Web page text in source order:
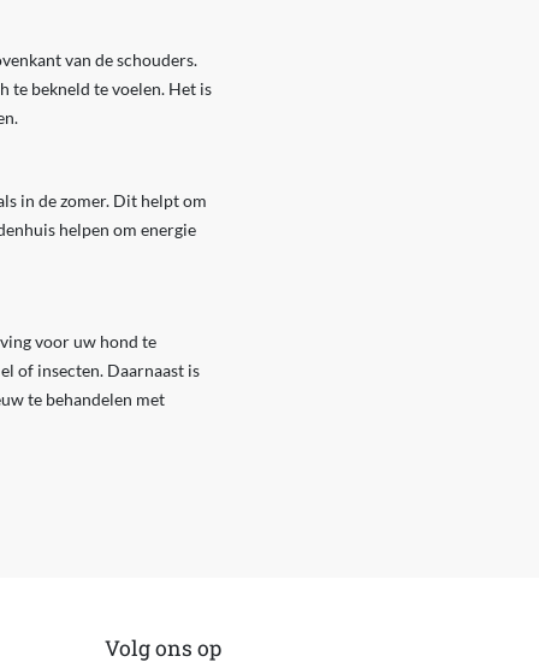
van de schouders.
te bekneld te voelen. Het is
in de zomer. Dit helpt om
helpen om energie
voor uw hond te
of insecten. Daarnaast is
te behandelen met
Volg ons op